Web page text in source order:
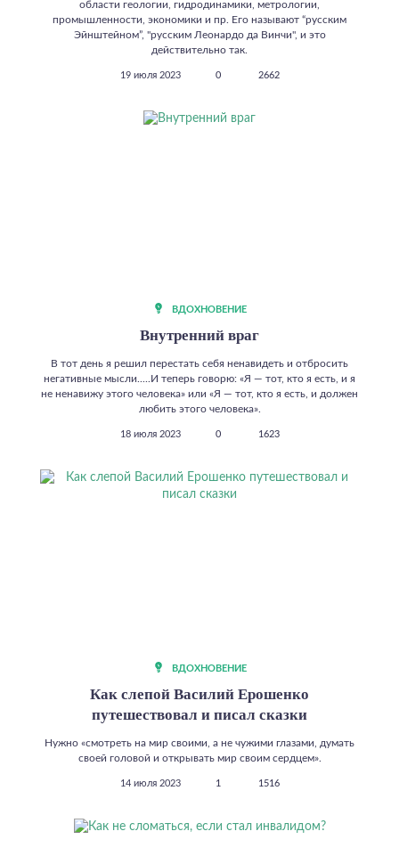
области геологии, гидродинамики, метрологии,
промышленности, экономики и пр. Его называют “русским
Эйнштейном”, "русским Леонардо да Винчи", и это
действительно так.
19 июля 2023 0 2662
ВДОХНОВЕНИЕ
Внутренний враг
В тот день я решил перестать себя ненавидеть и отбросить
негативные мысли.....И теперь говорю: «Я — тот, кто я есть, и я
не ненавижу этого человека» или «Я — тот, кто я есть, и должен
любить этого человека».
18 июля 2023 0 1623
ВДОХНОВЕНИЕ
Как слепой Василий Ерошенко
путешествовал и писал сказки
Нужно «смотреть на мир своими, а не чужими глазами, думать
своей головой и открывать мир своим сердцем».
14 июля 2023 1 1516